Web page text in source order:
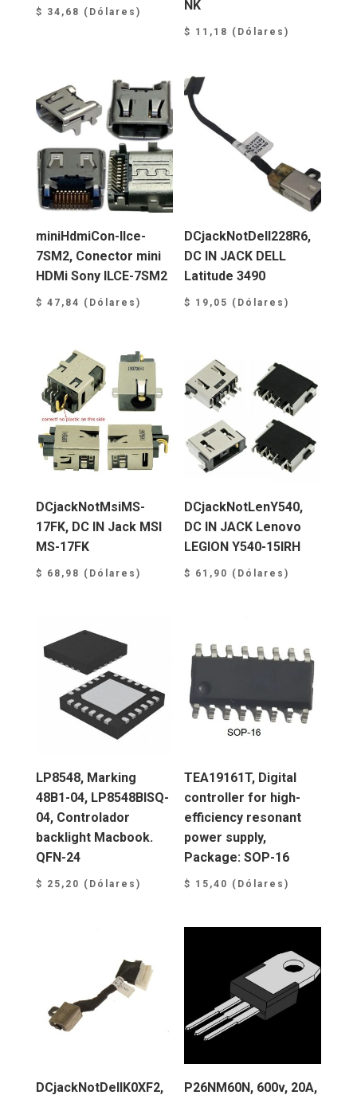
$ 34,68 (Dólares) NK
$ 11,18 (Dólares)
miniHdmiCon-Ilce-
7SM2, Conector mini
HDMi Sony ILCE-7SM2
$ 47,84 (Dólares)
DCjackNotDell228R6,
DC IN JACK DELL
Latitude 3490
$ 19,05 (Dólares)
DCjackNotMsiMS-
17FK, DC IN Jack MSI
MS-17FK
$ 68,98 (Dólares)
DCjackNotLenY540,
DC IN JACK Lenovo
LEGION Y540-15IRH
$ 61,90 (Dólares)
LP8548, Marking
48B1-04, LP8548BISQ-
04, Controlador
backlight Macbook.
QFN-24
$ 25,20 (Dólares)
TEA19161T, Digital
controller for high-
efficiency resonant
power supply,
Package: SOP-16
$ 15,40 (Dólares)
DCjackNotDellK0XF2,
P26NM60N, 600v, 20A,